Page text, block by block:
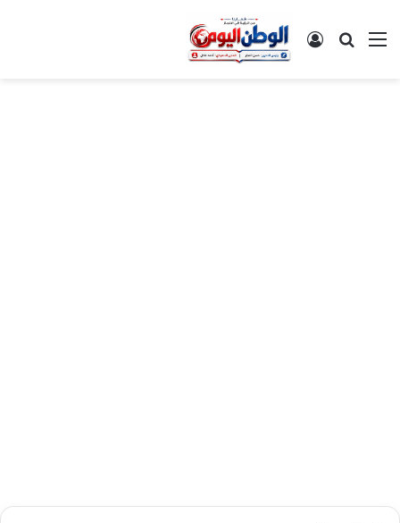
القائمةبحث عن تسجيل الدخول